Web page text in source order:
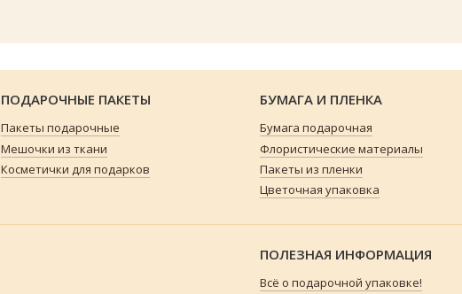
ПОДАРОЧНЫЕ ПАКЕТЫ
Пакеты подарочные
Мешочки из ткани
Косметички для подарков
БУМАГА И ПЛЕНКА
Бумага подарочная
Флористические материалы
Пакеты из пленки
Цветочная упаковка
ПОЛЕЗНАЯ ИНФОРМАЦИЯ
Всё о подарочной упаковке!